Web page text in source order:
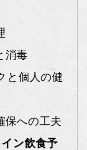
消毒
と個人の健
保への工夫
ン飲食予